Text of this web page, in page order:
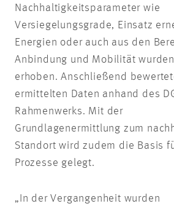
Nachhaltigkeitsparameter wie
Versiegelungsgrade, Einsatz
Energien oder auch aus den
Anbindung und Mobilität
erhoben. Anschließend
ermittelten Daten anhand des
Rahmenwerks. Mit der
Grundlagenermittlung zum
Standort wird zudem die Basis
Prozesse gelegt.
„In der Vergangenheit wurden